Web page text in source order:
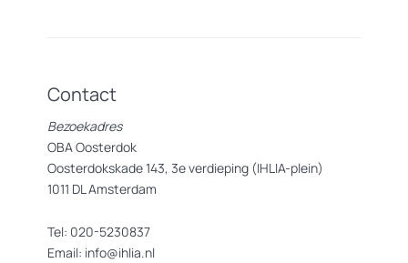
Contact
Bezoekadres
OBA Oosterdok
Oosterdokskade 143, 3e verdieping (IHLIA-plein)
1011 DL Amsterdam
Tel: 020-5230837
Email: info@ihlia.nl